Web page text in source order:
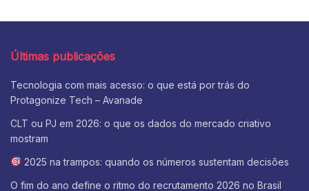
Últimas publicações
Tecnologia com mais acesso: o que está por trás do
Protagonize Tech – Avanade
CLT ou PJ em 2026: o que os dados do mercado criativo
mostram
2025 na trampos: quando os números sustentam decisões
O fim do ano define o ritmo do recrutamento 2026 no Brasil